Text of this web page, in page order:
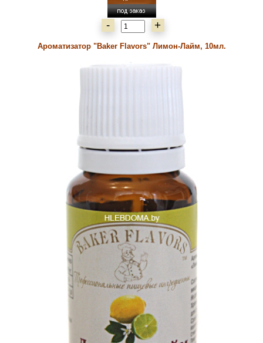
- +
Ароматизатор "Baker Flavors" Лимон-Лайм, 10мл.